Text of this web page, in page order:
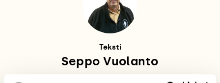
Teksti
Seppo Vuolanto